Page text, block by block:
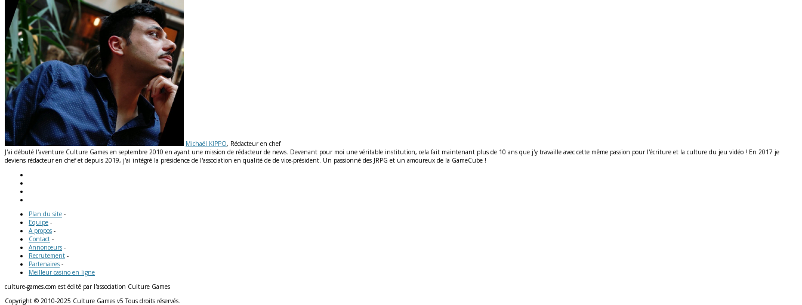
Michaël KIPPO, Rédacteur en chef
J'ai débuté l'aventure Culture Games en septembre 2010 en ayant une mission de rédacteur de news. Devenant pour moi une véritable institution, cela fait maintenant plus de 10 ans que j'y travaille avec cette même passion pour l'écriture et la culture du jeu vidéo ! En 2017 je
deviens rédacteur en chef et depuis 2019, j'ai intégré la présidence de l'association en qualité de de vice-président. Un passionné des JRPG et un amoureux de la GameCube !
Plan du site -
Equipe -
A propos -
Contact -
Annonceurs -
Recrutement -
Partenaires -
Meilleur casino en ligne
culture-games.com est édité par l'association Culture Games
Copyright © 2010-2025 Culture Games v5 Tous droits réservés.